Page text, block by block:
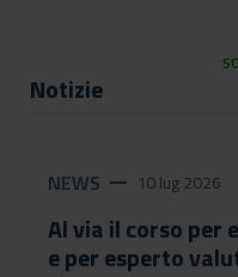
Notizie
NEWS remove 10 lug 2026
Al via il corso per
e per esperto